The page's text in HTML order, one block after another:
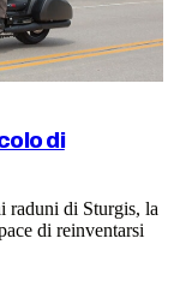
di
raduni di Sturgis, la
di reinventarsi